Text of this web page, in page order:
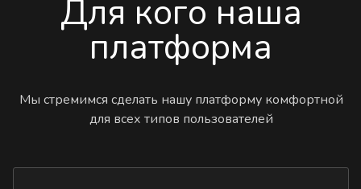
Для кого наша
платформа
Мы стремимся сделать нашу платформу комфортной
для всех типов пользователей